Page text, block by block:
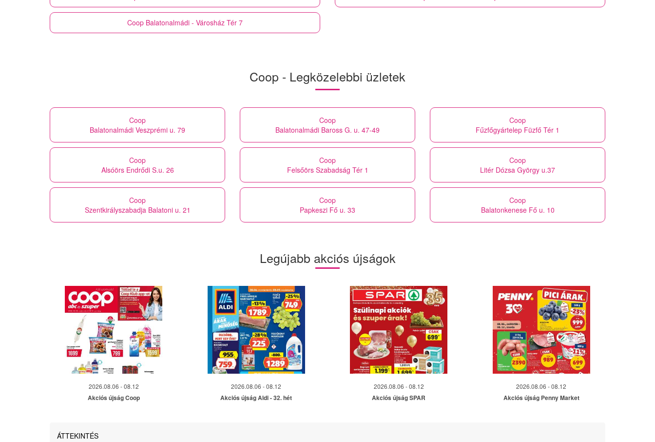
Coop Balatonalmádi - Városház Tér 7
Coop - Legközelebbi üzletek
Coop
Balatonalmádi Veszprémi u. 79
Coop
Balatonalmádi Baross G. u. 47-49
Coop
Fűzfőgyártelep Füzfő Tér 1
Coop
Alsóörs Endrődi S.u. 26
Coop
Felsőörs Szabadság Tér 1
Coop
Litér Dózsa György u.37
Coop
Szentkirályszabadja Balatoni u. 21
Coop
Papkeszi Fő u. 33
Coop
Balatonkenese Fő u. 10
Legújabb akciós újságok
2026.08.06 - 08.12
Akciós újság Coop
2026.08.06 - 08.12
Akciós újság Aldi - 32. hét
2026.08.06 - 08.12
Akciós újság SPAR
2026.08.06 - 08.12
Akciós újság Penny Market
ÁTTEKINTÉS